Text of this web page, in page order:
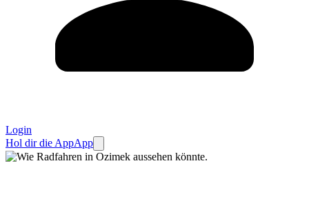
Login
Hol dir die AppApp